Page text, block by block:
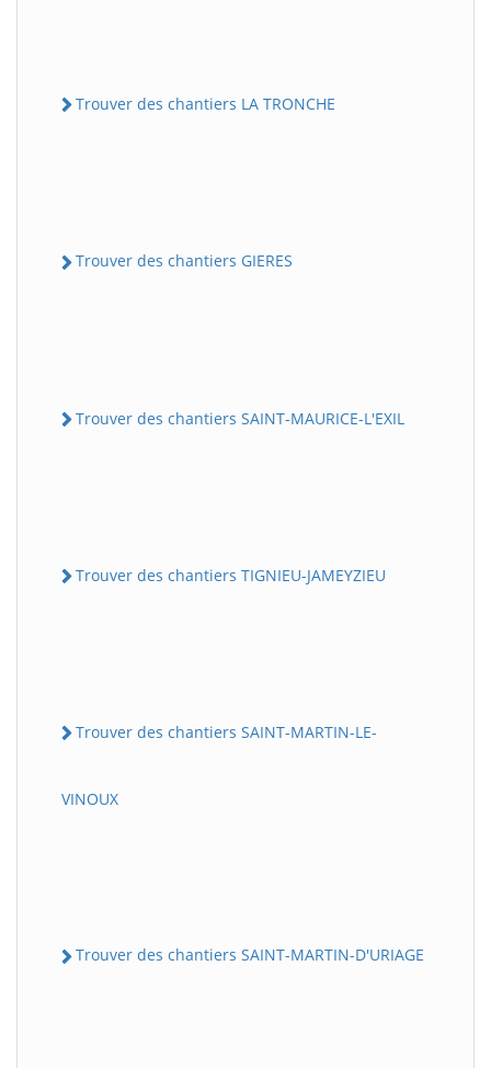
Trouver des chantiers LA TRONCHE
Trouver des chantiers GIERES
Trouver des chantiers SAINT-MAURICE-L'EXIL
Trouver des chantiers TIGNIEU-JAMEYZIEU
Trouver des chantiers SAINT-MARTIN-LE-
VINOUX
Trouver des chantiers SAINT-MARTIN-D'URIAGE